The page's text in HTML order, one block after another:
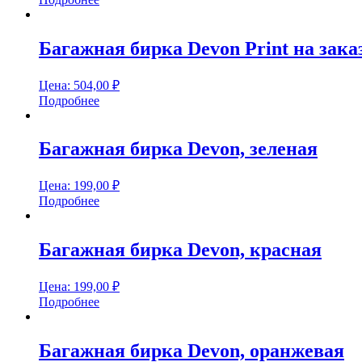
Багажная бирка Devon Print на
Цена: 504,00 ₽
Подробнее
Багажная бирка Devon, зеленая
Цена: 199,00 ₽
Подробнее
Багажная бирка Devon, красная
Цена: 199,00 ₽
Подробнее
Багажная бирка Devon, оранжевая